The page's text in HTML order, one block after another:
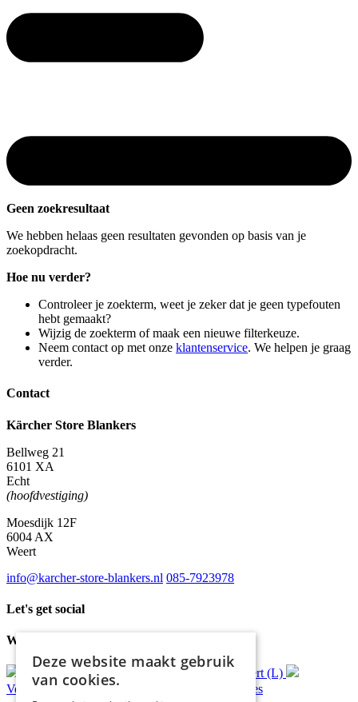
Geen zoekresultaat
We hebben helaas geen resultaten gevonden op basis van je
zoekopdracht.
Hoe nu verder?
Controleer je zoekterm, weet je zeker dat je geen typefouten
hebt gemaakt?
Wijzig de zoekterm of maak een nieuwe filterkeuze.
Neem contact op met onze klantenservice. We helpen je graag
verder.
Contact
Kärcher Store Blankers
Bellweg 21
6101 XA
Echt
(hoofdvestiging)
Moesdijk 12F
6004 AX
Weert
info@karcher-store-blankers.nl 085-7923978
Let's get social
Waar wij voor staan
bezorging*
Ophalen in Echt of Weert (L)
Verzonden binnen 48 uur* advies
Deze website maakt gebruik
van cookies.